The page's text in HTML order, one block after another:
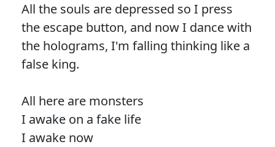
All the souls are depressed so I press
the escape button, and now I dance with
the holograms, I'm falling thinking like a
false king.
All here are monsters
I awake on a fake life
I awake now